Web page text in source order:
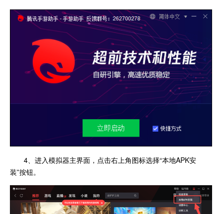
4、进入模拟器主界面，点击右上角图标选择“本地APK安
装”按钮。